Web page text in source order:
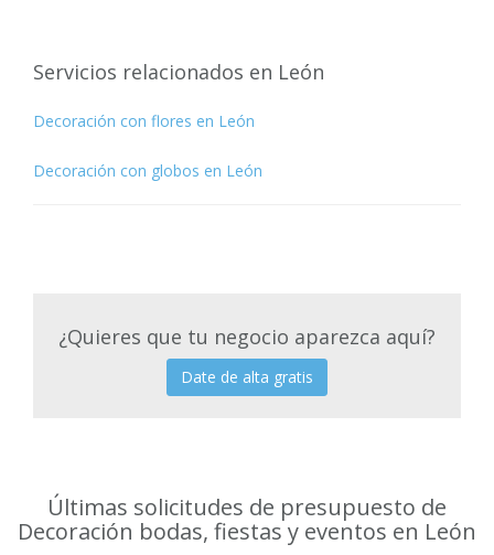
Servicios relacionados en León
Decoración con flores en León
Decoración con globos en León
¿Quieres que tu negocio aparezca aquí?
Date de alta gratis
Últimas solicitudes de presupuesto de
Decoración bodas, fiestas y eventos en León